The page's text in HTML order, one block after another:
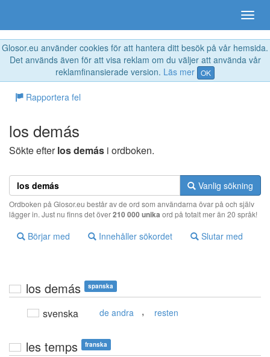
Glosor.eu använder cookies för att hantera ditt besök på vår hemsida.
Det används även för att visa reklam om du väljer att använda vår
reklamfinansierade version. Läs mer OK
Rapportera fel
los demás
Sökte efterlos demás i ordboken.
Vanlig sökning
Ordboken på Glosor.eu består av de ord som användarna övar på och själv
lägger in. Just nu finns det över210 000 unika ord på totalt mer än 20 språk!
Börjar med Innehåller sökordet Slutar med
los demás spanska
svenska de andra , resten
les temps franska